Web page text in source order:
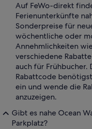
Auf FeWo-direkt
Ferienunterkünfte
Sonderpreise für
wöchentliche oder
Annehmlichkeiten
verschiedene
auch für Frühbucher.
Rabattcode
ein und wende die
anzuzeigen.
Gibt es nahe Ocean
Parkplatz?